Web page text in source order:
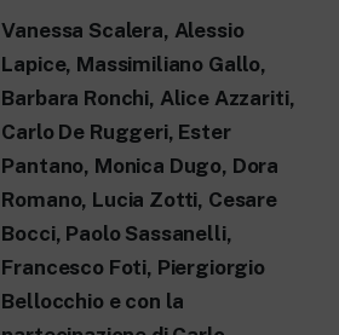
Vanessa Scalera, Alessio
Lapice, Massimiliano Gallo,
Barbara Ronchi, Alice Azzariti,
Carlo De Ruggeri, Ester
Pantano, Monica Dugo, Dora
Romano, Lucia Zotti, Cesare
Bocci, Paolo Sassanelli,
Francesco Foti, Piergiorgio
Bellocchio e con la